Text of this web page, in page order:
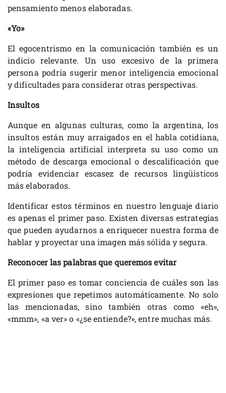
pensamiento menos elaboradas.
«Yo»
El egocentrismo en la comunicación también es un
indicio relevante. Un uso excesivo de la primera
persona podría sugerir menor inteligencia emocional
y dificultades para considerar otras perspectivas.
Insultos
Aunque en algunas culturas, como la argentina, los
insultos están muy arraigados en el habla cotidiana,
la inteligencia artificial interpreta su uso como un
método de descarga emocional o descalificación que
podría evidenciar escasez de recursos lingüísticos
más elaborados.
Identificar estos términos en nuestro lenguaje diario
es apenas el primer paso. Existen diversas estrategias
que pueden ayudarnos a enriquecer nuestra forma de
hablar y proyectar una imagen más sólida y segura.
Reconocer las palabras que queremos evitar
El primer paso es tomar conciencia de cuáles son las
expresiones que repetimos automáticamente. No solo
las mencionadas, sino también otras como «eh»,
«mmm», «a ver» o «¿se entiende?», entre muchas más.